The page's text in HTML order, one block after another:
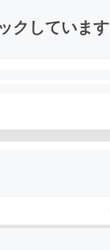
クしています